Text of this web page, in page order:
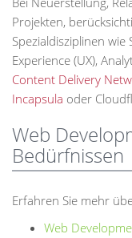
Projekten,
Spezialdisziplinen wie
Experience (UX),
Content Delivery
Incapsula oder
Web
Bedürfnissen
Erfahren Sie mehr
Web